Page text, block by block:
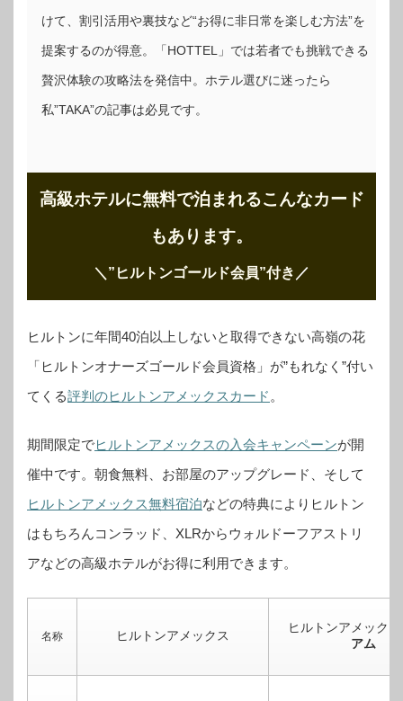
けて、割引活用や裏技など“お得に非日常を楽しむ方法”を
提案するのが得意。「HOTTEL」では若者でも挑戦できる
贅沢体験の攻略法を発信中。ホテル選びに迷ったら
私”TAKA”の記事は必見です。
高級ホテルに無料で泊まれるこんなカード
もあります。
＼”ヒルトンゴールド会員”付き ／
ヒルトンに年間40泊以上しないと取得できない高嶺の花
「ヒルトンオナーズゴールド会員資格」が”もれなく”付い
てくる評判のヒルトンアメックスカード。
期間限定でヒルトンアメックスの入会キャンペーンが開
催中です。 朝食無料、お部屋のアップグレード、そして
ヒルトンアメックス無料宿泊などの特典によりヒルトン
はもちろんコンラッド、XLRからウォルドーフアストリ
アなどの高級ホテルがお得に利用できます。
名称 ヒルトンアメックス
ヒルトンアメックス
アム